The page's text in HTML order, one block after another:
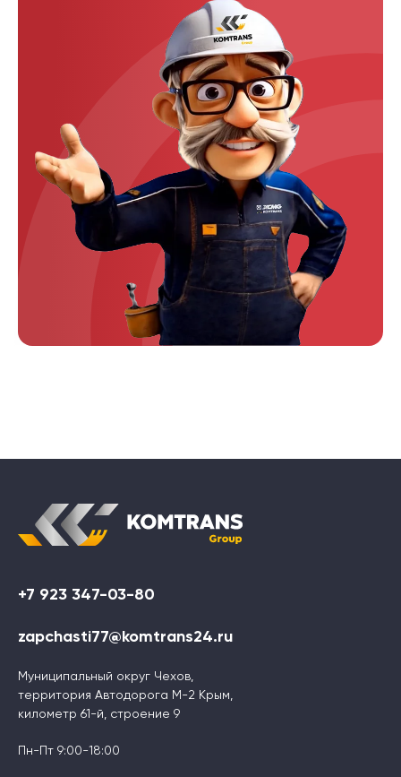
+7 923 347-03-80
zapchasti77@komtrans24.ru
Муниципальный округ Чехов,
территория Автодорога М-2 Крым,
километр 61-й, строение 9
Пн-Пт 9:00-18:00